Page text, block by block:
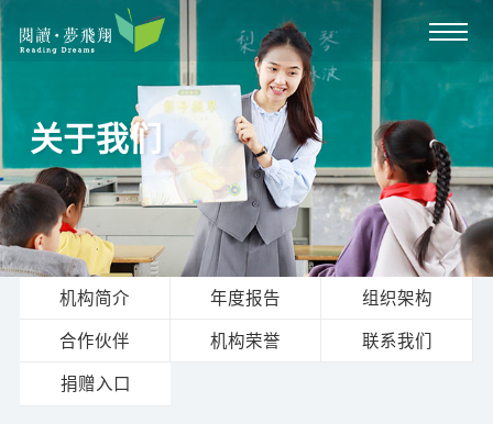
关于我们
机构简介 年度报告 组织架构
合作伙伴 机构荣誉 联系我们
捐赠入口